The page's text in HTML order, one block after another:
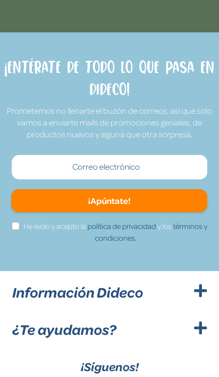
¡Entérate de todo lo que pasa en
Dideco!
Prometemos no llenarte el buzón de correos, así que solo
vamos a enviarte mails de promociones geniales, de
productos nuevos y alguna que otra sorpresa.
¡Apúntate!
He leído y acepto la política de privacidad y lostérminos y
condiciones.
Información Dideco
¿Te ayudamos?
¡Síguenos!